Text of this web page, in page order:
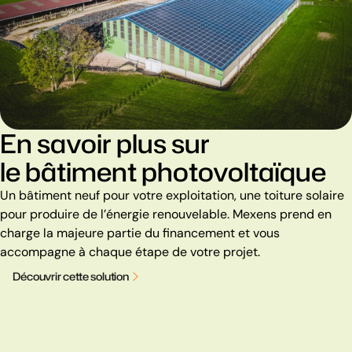
En savoir plus sur
le bâtiment photovoltaïque
Un bâtiment neuf pour votre exploitation, une toiture solaire
pour produire de l’énergie renouvelable. Mexens prend en
charge la majeure partie du financement et vous
accompagne à chaque étape de votre projet.
Découvrircettesolution